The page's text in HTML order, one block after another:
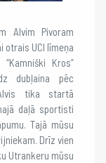
Alvim Pivoram
otrais UCI līmeņa
Kros”
dubļaina pēc
tika startā
daļā sportisti
Tajā mūsu
Drīz vien
Utrankeru mūsu